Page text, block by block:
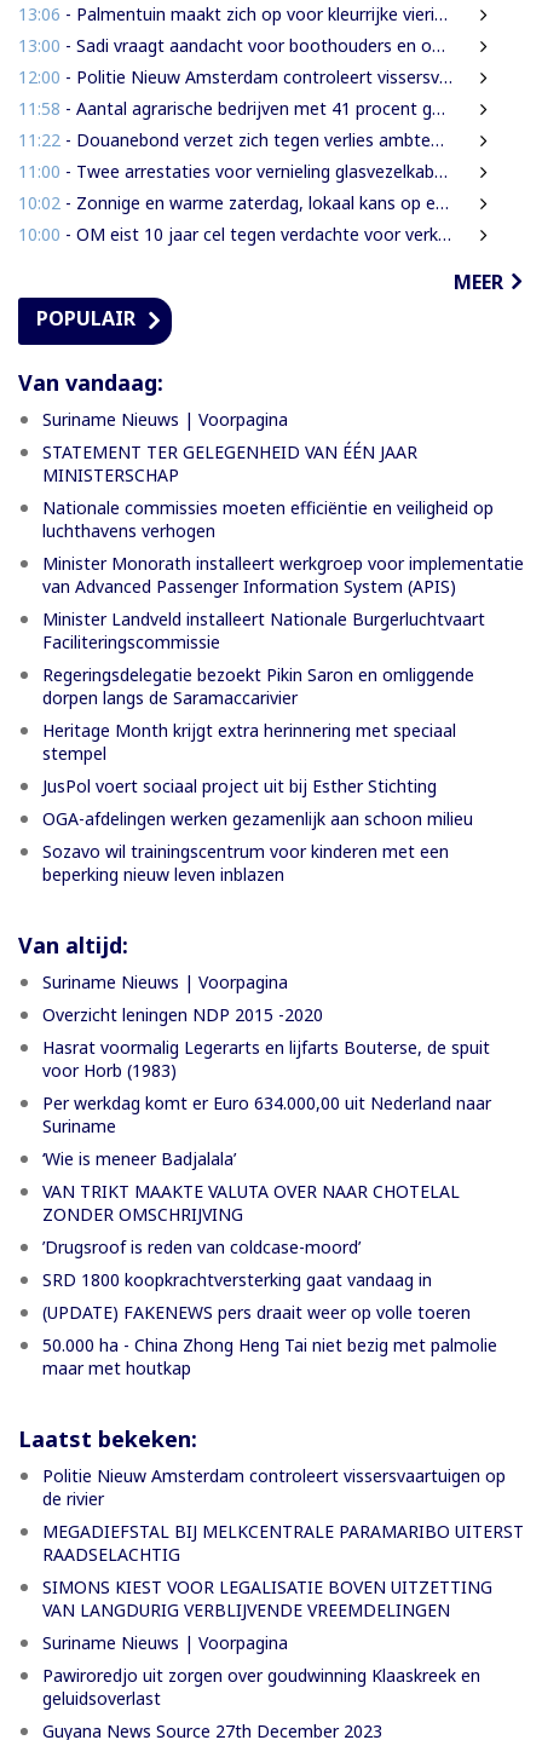
13:06 - Palmentuin maakt zich op voor kleurrijke viering Dag der Inheemsen
13:00 - Sadi vraagt aandacht voor boothouders en overbelasting Wijdenboschbrug
12:00 - Politie Nieuw Amsterdam controleert vissersvaartuigen op de rivier
11:58 - Aantal agrarische bedrijven met 41 procent gegroeid
11:22 - Douanebond verzet zich tegen verlies ambtenarenstatus bij wijziging Wet Belastingdienst
11:00 - Twee arrestaties voor vernieling glasvezelkabels Telesur; maskers en kabelknipper gevonden
10:02 - Zonnige en warme zaterdag, lokaal kans op een bui
10:00 - OM eist 10 jaar cel tegen verdachte voor verkrachting, vrijheidsberoving en mishandeling
MEER
POPULAIR
Van vandaag:
Suriname Nieuws | Voorpagina
STATEMENT TER GELEGENHEID VAN ÉÉN JAAR
MINISTERSCHAP
Nationale commissies moeten efficiëntie en veiligheid op
luchthavens verhogen
Minister Monorath installeert werkgroep voor implementatie
van Advanced Passenger Information System (APIS)
Minister Landveld installeert Nationale Burgerluchtvaart
Faciliteringscommissie
Regeringsdelegatie bezoekt Pikin Saron en omliggende
dorpen langs de Saramaccarivier
Heritage Month krijgt extra herinnering met speciaal
stempel
JusPol voert sociaal project uit bij Esther Stichting
OGA-afdelingen werken gezamenlijk aan schoon milieu
Sozavo wil trainingscentrum voor kinderen met een
beperking nieuw leven inblazen
Van altijd:
Suriname Nieuws | Voorpagina
Overzicht leningen NDP 2015 -2020
Hasrat voormalig Legerarts en lijfarts Bouterse, de spuit
voor Horb (1983)
Per werkdag komt er Euro 634.000,00 uit Nederland naar
Suriname
‘Wie is meneer Badjalala’
VAN TRIKT MAAKTE VALUTA OVER NAAR CHOTELAL
ZONDER OMSCHRIJVING
’Drugsroof is reden van coldcase-moord’
SRD 1800 koopkrachtversterking gaat vandaag in
(UPDATE) FAKENEWS pers draait weer op volle toeren
50.000 ha - China Zhong Heng Tai niet bezig met palmolie
maar met houtkap
Laatst bekeken:
Politie Nieuw Amsterdam controleert vissersvaartuigen op
de rivier
MEGADIEFSTAL BIJ MELKCENTRALE PARAMARIBO UITERST
RAADSELACHTIG
SIMONS KIEST VOOR LEGALISATIE BOVEN UITZETTING
VAN LANGDURIG VERBLIJVENDE VREEMDELINGEN
Suriname Nieuws | Voorpagina
Pawiroredjo uit zorgen over goudwinning Klaaskreek en
geluidsoverlast
Guyana News Source 27th December 2023